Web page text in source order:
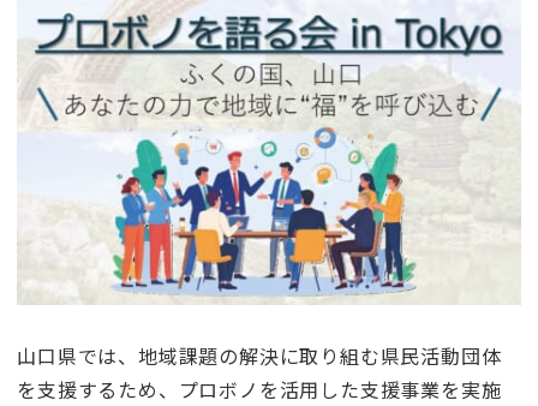
山口県では、地域課題の解決に取り組む県民活動団体
を支援するため、プロボノを活用した支援事業を実施